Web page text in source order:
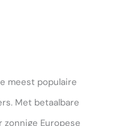
meest populaire
Met betaalbare
Europese